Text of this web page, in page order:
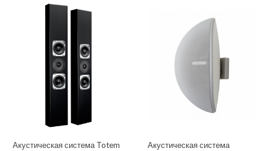
Акустическая система Totem
Акустическая система